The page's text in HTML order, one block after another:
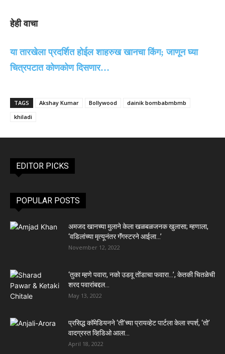
हेही वाचा
या तारखेला प्रदर्शित होईल शाहरुख खानचा किंग; जाणून घ्या
चित्रपटात कोणकोण दिसणार…
TAGS Akshay Kumar Bollywood
dainik bombabmbmb
khiladi
EDITOR PICKS
POPULAR POSTS
अमजद खानच्या मुलाने केला खळबळजनक खुलासा; म्हणाला,
‘वडिलांच्या मृत्यूनंतर गॅंगस्टरने आईला…’
November 12, 2022
‘तुका म्हणे पवारा, नको उडवू तोंडाचा फवारा…’, केतकी चितळेची
शरद पवारांबद्दल...
May 13, 2022
प्रसिद्ध कॉमेडियनने ‘ती’च्या प्रायव्हेट पार्टला केला स्पर्श, ‘तो’
वादग्रस्त व्हिडिओ आला...
April 18, 2022